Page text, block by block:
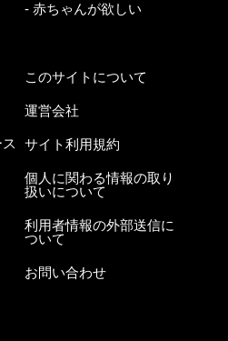
- 赤ちゃんが欲しい
このサイトについて
運営会社
サイト利用規約
個人に関わる情報の取り
扱いについて
利用者情報の外部送信に
ついて
お問い合わせ